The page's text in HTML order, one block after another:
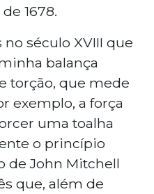
1678.
século XVIII que
balança
torção, que mede
exemplo, a força
uma toalha
o princípio
de John Mitchell
que, além de